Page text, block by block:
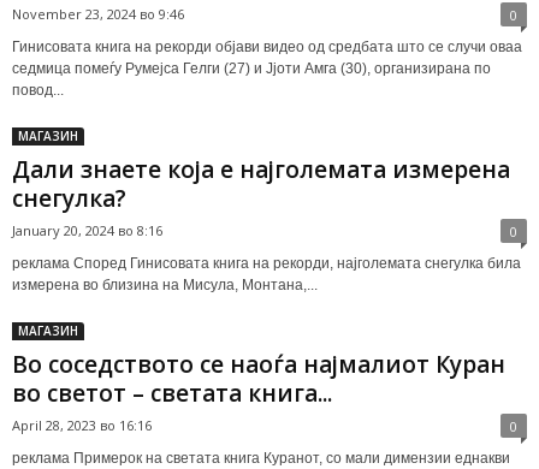
November 23, 2024 во 9:46 0
Гинисовата книга на рекорди објави видео од средбата што се случи оваа
седмица помеѓу Румејса Гелги (27) и Јјоти Амга (30), организирана по
повод...
МАГАЗИН
Дали знаете која е најголемата измерена
снегулка?
January 20, 2024 во 8:16 0
реклама Според Гинисовата книга на рекорди, најголемата снегулка била
измерена во близина на Мисула, Монтана,...
МАГАЗИН
Во соседството се наоѓа најмалиот Куран
во светот – светата книга...
April 28, 2023 во 16:16 0
реклама Примерок на светата книга Куранот, со мали димензии еднакви